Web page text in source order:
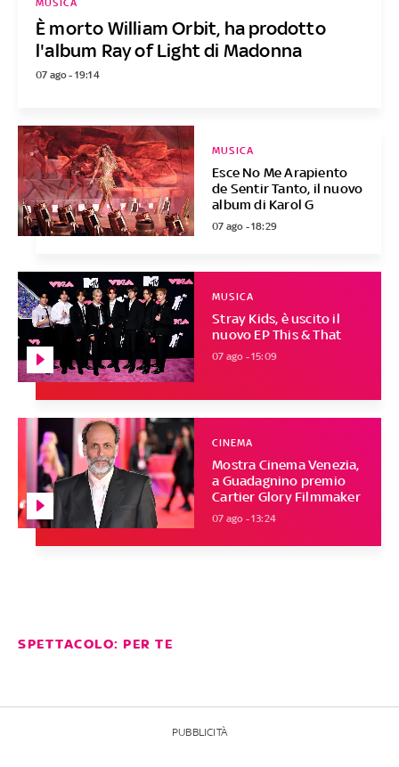
È morto William Orbit, ha prodotto
l'album Ray of Light di Madonna
MUSICA
07 ago - 19:14
Esce No Me Arapiento
de Sentir Tanto, il nuovo
album di Karol G
MUSICA
07 ago - 18:29
Stray Kids, è uscito il
nuovo EP This & That
MUSICA
07 ago - 15:09
Mostra Cinema Venezia,
a Guadagnino premio
Cartier Glory Filmmaker
CINEMA
07 ago - 13:24
SPETTACOLO: PER TE
PUBBLICITÀ